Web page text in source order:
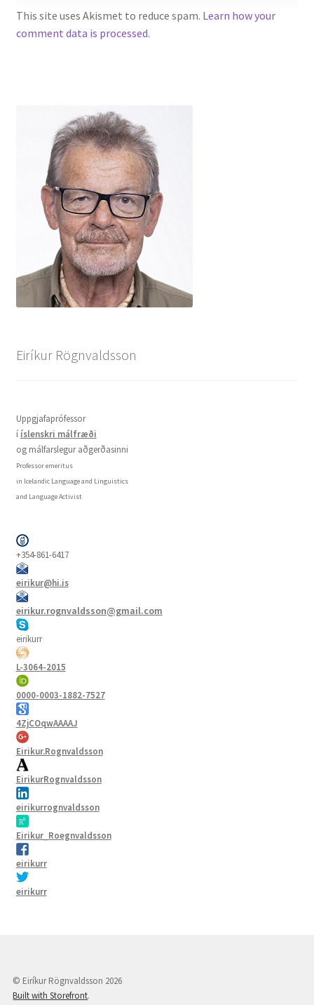
This site uses Akismet to reduce spam. Learn how your
comment data is processed.
Eiríkur Rögnvaldsson
Uppgjafaprófessor
í íslenskri málfræði
og málfarslegur aðgerðasinni
Professor emeritus
in Icelandic Language and Linguistics
and Language Activist
+354-861-6417
eirikur@hi.is
eirikur.rognvaldsson@gmail.com
eirikurr
L-3064-2015
0000-0003-1882-7527
4ZjCOqwAAAAJ
Eirikur.Rognvaldsson
EirikurRognvaldsson
eirikurrognvaldsson
Eirikur_Roegnvaldsson
eirikurr
eirikurr
© Eiríkur Rögnvaldsson 2026
Built with Storefront.